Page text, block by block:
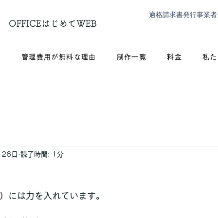
OFFICEはじめてWEB
適格請求書発行事業
管理費用が無料な理由 制作一覧 料金 私
日 読了時間: 1分
には力を入れています。